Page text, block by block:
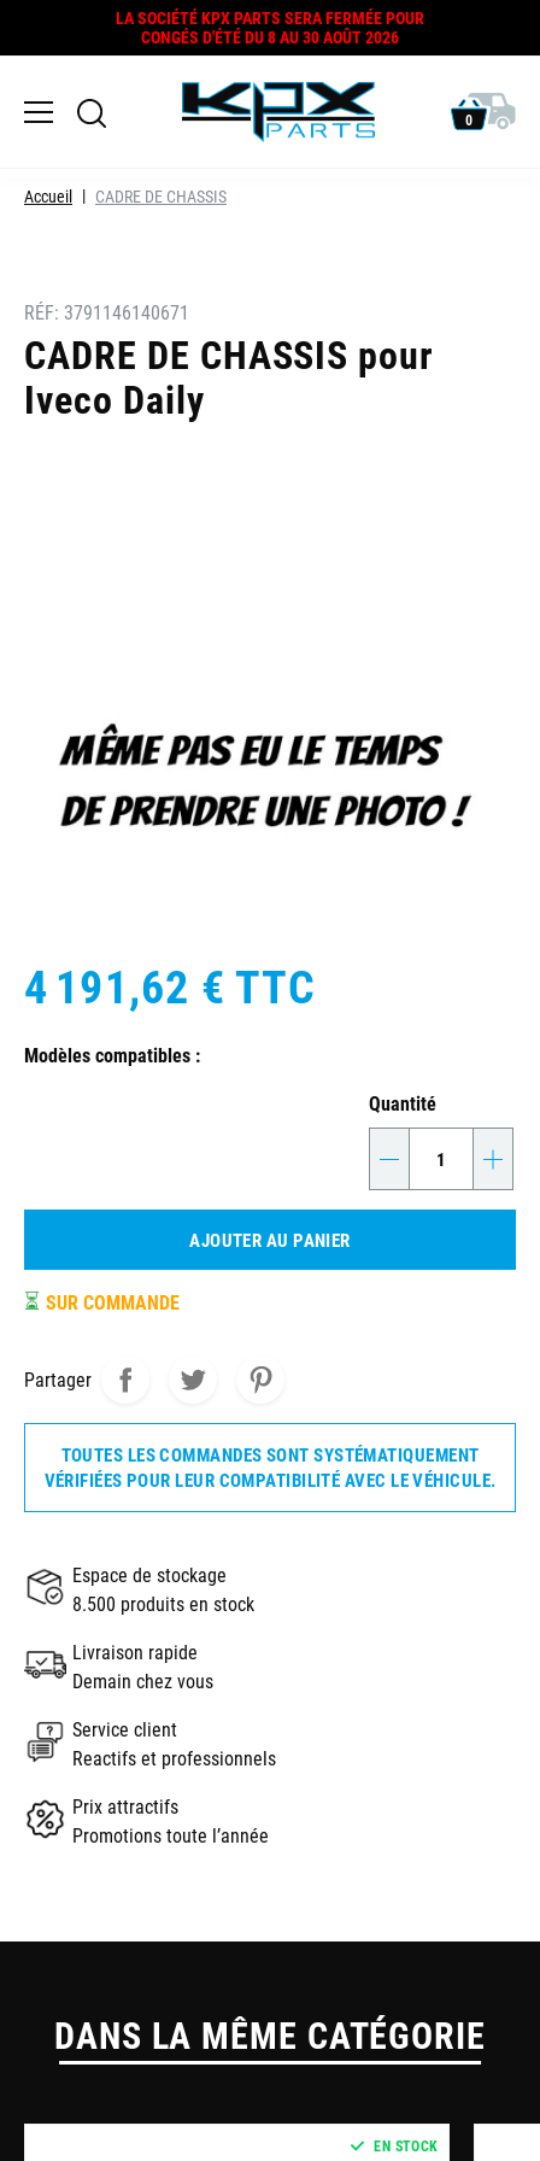
LA SOCIÉTÉ KPX PARTS SERA FERMÉE POUR
CONGÉS D'ÉTÉ DU 8 AU 30 AOÛT 2026
0
Accueil CADRE DE CHASSIS
RÉF: 3791146140671
CADRE DE CHASSIS pour
Iveco Daily
4 191,62 € TTC
Modèles compatibles :
Quantité
- +
AJOUTER AU PANIER
⏳ SUR COMMANDE
Partager
TOUTES LES COMMANDES SONT SYSTÉMATIQUEMENT
VÉRIFIÉES POUR LEUR COMPATIBILITÉ AVEC LE VÉHICULE.
Espace de stockage
8.500 produits en stock
Livraison rapide
Demain chez vous
Service client
Reactifs et professionnels
Prix attractifs
Promotions toute l’année
DANS LA MÊME CATÉGORIE
EN STOCK